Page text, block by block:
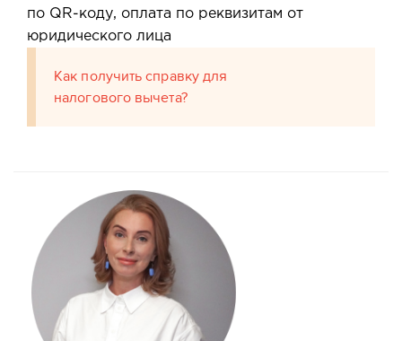
по QR-коду, оплата по реквизитам от
юридического лица
Как получить справку для
налогового вычета?